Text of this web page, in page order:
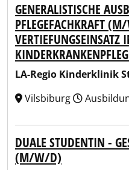
GENERALISTISCHE
PFLEGEFACHKRAFT
VERTIEFUNGSEINSATZ
LA-Regio Kinderklinik
Vilsbiburg
DUALE STUDENTIN -
(M/W/D)